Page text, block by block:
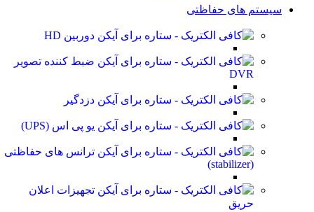
سیستم های حفاظتی
دوربین HD
ضبط کننده تصویر
DVR
دزدگیر
یو پی اس (UPS)
ترانس های حفاظتی
(stabilizer)
تجهیزات اعلان
حریق